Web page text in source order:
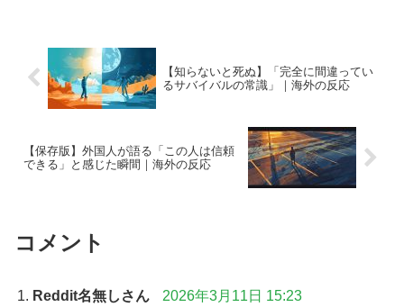
【知らないと死ぬ】「完全に間違ってい
るサバイバルの常識」｜海外の反応
【保存版】外国人が語る「この人は信頼
できる」と感じた瞬間｜海外の反応
コメント
Reddit名無しさん
2026年3月11日 15:23